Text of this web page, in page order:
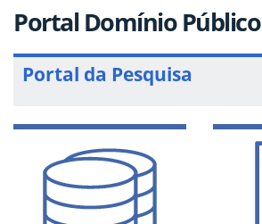
Portal Domínio Público
Portal da Pesquisa